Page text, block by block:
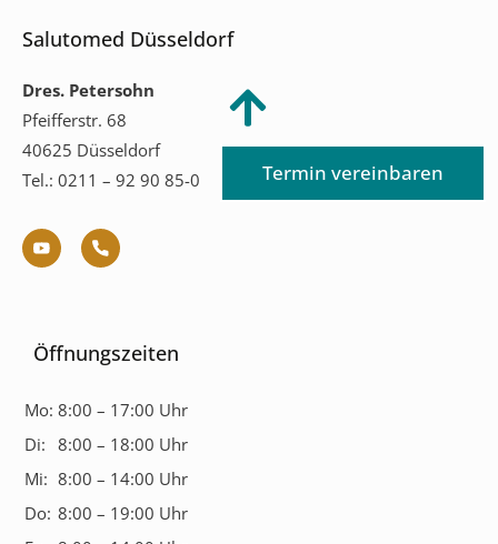
Termin vereinbaren
Salutomed Düsseldorf
Dres. Petersohn
Pfeifferstr. 68
40625 Düsseldorf
Tel.: 0211 – 92 90 85-0
Öffnungszeiten
Mo: 8:00 – 17:00 Uhr
Di: 8:00 – 18:00 Uhr
Mi: 8:00 – 14:00 Uhr
Do: 8:00 – 19:00 Uhr